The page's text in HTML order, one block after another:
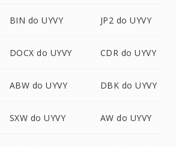
BIN do UYVY JP2 do UYVY
DOCX do UYVY CDR do UYVY
ABW do UYVY DBK do UYVY
SXW do UYVY AW do UYVY